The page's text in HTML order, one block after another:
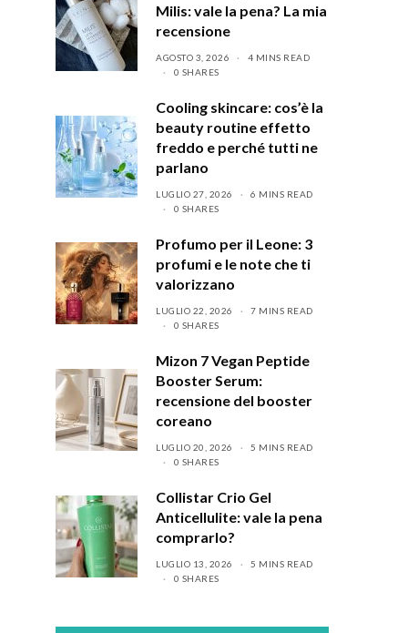
Milis: vale la pena? La mia
recensione
AGOSTO 3, 2026
4 MINS READ
0 SHARES
Cooling skincare: cos’è la
beauty routine effetto
freddo e perché tutti ne
parlano
LUGLIO 27, 2026
6 MINS READ
0 SHARES
Profumo per il Leone: 3
profumi e le note che ti
valorizzano
LUGLIO 22, 2026
7 MINS READ
0 SHARES
Mizon 7 Vegan Peptide
Booster Serum:
recensione del booster
coreano
LUGLIO 20, 2026
5 MINS READ
0 SHARES
Collistar Crio Gel
Anticellulite: vale la pena
comprarlo?
LUGLIO 13, 2026
5 MINS READ
0 SHARES